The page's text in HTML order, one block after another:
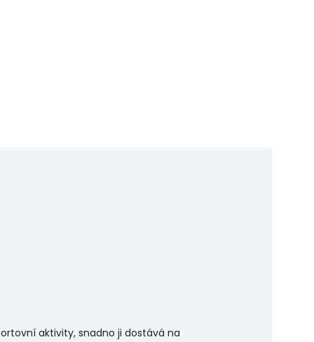
aktivity, snadno ji dostává na